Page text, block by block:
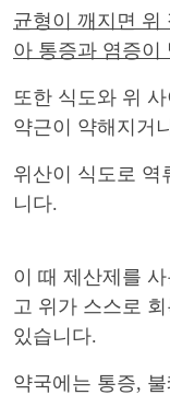
균형이 깨지면 위
아 통증과 염증이
또한 식도와 위
약근이 약해지거
위산이 식도로 역
니다.
이 때 제산제를
고 위가 스스로
있습니다.
약국에는 통증,